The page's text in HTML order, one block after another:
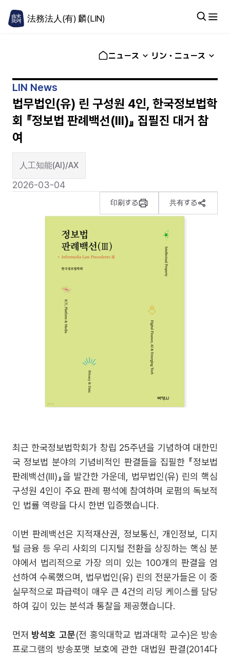
法務法人(有) 麟(LIN)
ニュース リン・ニュース
LIN News
법무법인(유) 린 구성원 4인, 한국정보법학
회 『정보법 판례백선(III)』 집필진 대거 참
여
人工知能(AI)/AX
2026-03-04
印刷する 共有する
최근 한국정보법학회가 창립 25주년을 기념하여 대한민
국 정보법 분야의 기념비적인 판결들을 집필한 『정보법
판례백선(III)』을 발간한 가운데, 법무법인(유) 린의 핵심
구성원 4인이 주요 판례 평석에 참여하며 로펌의 독보적
인 법률 역량을 다시 한번 입증했습니다.
이번 판례백선은 지적재산권, 정보통신, 개인정보, 디지
털 금융 등 우리 사회의 디지털 전환을 상징하는 핵심 분
야에서 법리적으로 가장 의미 있는 100개의 판결을 엄
선하여 수록했으며, 법무법인(유) 린의 전문가들은 이 중
실무적으로 파급력이 매우 큰 4건의 리딩 케이스를 담당
하여 깊이 있는 분석과 통찰을 제공했습니다.
먼저 방석호 고문(전 홍익대학교 법과대학 교수)은 방송
프로그램의 방송포맷 보호에 관한 대법원 판결(2014다